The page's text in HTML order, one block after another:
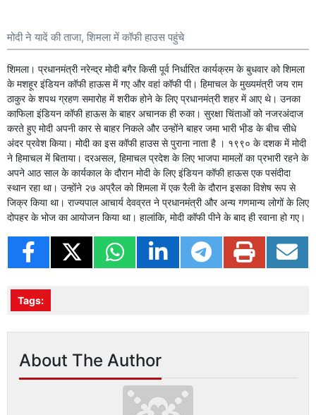
मोदी ने यादें की ताजा, शिमला में कॉफी हाउस पहुंचे
शिमला। प्रधानमंत्री नरेन्द्र मोदी बगैर किसी पूर्व निर्धारित कार्यक्रम के बुधवार को शिमला
के मशहूर इंडियन कॉफी हाऊस में गए और वहां कॉफी पी। हिमाचल के मुख्यमंत्री जय राम
ठाकुर के शपथ ग्रहण समारोह में शरीक होने के लिए प्रधानमंत्री शहर में आए थे। उनका
काफिला इंडियन कॉफी हाऊस के बाहर अचानक ही रुका। सुरक्षा चिंताओं को नजरअंदाज
करते हुए मोदी अपनी कार से बाहर निकले और उन्होंने बाहर जमा भारी भी़ड के बीच सीधे
अंदर प्रवेश किया। मोदी का इस कॉफी हाउस से पुराना नाता है । १९९० के दशक में मोदी
ने हिमाचल में बिताया। दरअसल, हिमाचल प्रदेश के लिए भाजपा मामलों का प्रभारी रहने के
अपने आठ साल के कार्यकाल के दौरान मोदी के लिए इंडियन कॉफी हाऊस एक पसंदीदा
स्थान रहा था। उन्होंने २७ अप्रैल को शिमला में एक रैली के दौरान इसका विशेष रूप से
जिक्र किया था। राज्यपाल आचार्य देवव्रत ने प्रधानमंत्री और अन्य गणमान्य लोगों के लिए
दोपहर के भोज का आयोजन किया था। हालांकि, मोदी कॉफी पीने के बाद ही रवाना हो गए।
Tags:
About The Author